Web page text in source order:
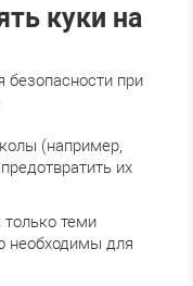
куки на
безопасности при
(например,
их
только теми
необходимы для